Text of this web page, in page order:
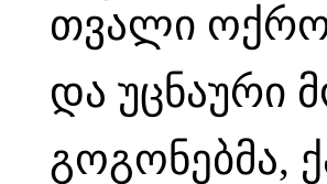
თვალი
და უცნაური
გოგონებმა,